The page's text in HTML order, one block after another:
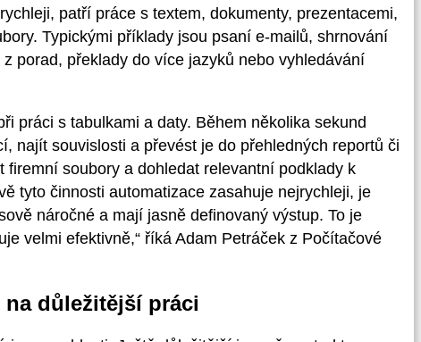
patří práce s textem, dokumenty, prezentacemi,
Typickými příklady jsou psaní e-mailů, shrnování
porad, překlady do více jazyků nebo vyhledávání
práci s tabulkami a daty. Během několika sekund
najít souvislosti a převést je do přehledných reportů či
soubory a dohledat relevantní podklady k
tyto činnosti automatizace zasahuje nejrychleji, je
náročné a mají jasně definovaný výstup. To je
velmi efektivně,“ říká Adam Petráček z Počítačové
na důležitější práci